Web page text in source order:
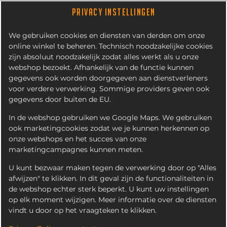
PRIVACY INSTELLINGEN
We gebruiken cookies en diensten van derden om onze
online winkel te beheren. Technisch noodzakelijke cookies
zijn absoluut noodzakelijk zodat alles werkt als u onze
webshop bezoekt. Afhankelijk van de functie kunnen
gegevens ook worden doorgegeven aan dienstverleners
voor verdere verwerking. Sommige providers geven ook
gegevens door buiten de EU.
In de webshop gebruiken we Google Maps. We gebruiken
ook marketingcookies zodat we je kunnen herkennen op
onze webshops en het succes van onze
marketingcampagnes kunnen meten.
U kunt bezwaar maken tegen de verwerking door op "Alles
afwijzen" te klikken. In dit geval zijn de functionaliteiten in
de webshop echter sterk beperkt. U kunt uw instellingen
op elk moment wijzigen. Meer informatie over de diensten
vindt u door op het vraagteken te klikken.
KIPNUGGETS (12 STUKS)